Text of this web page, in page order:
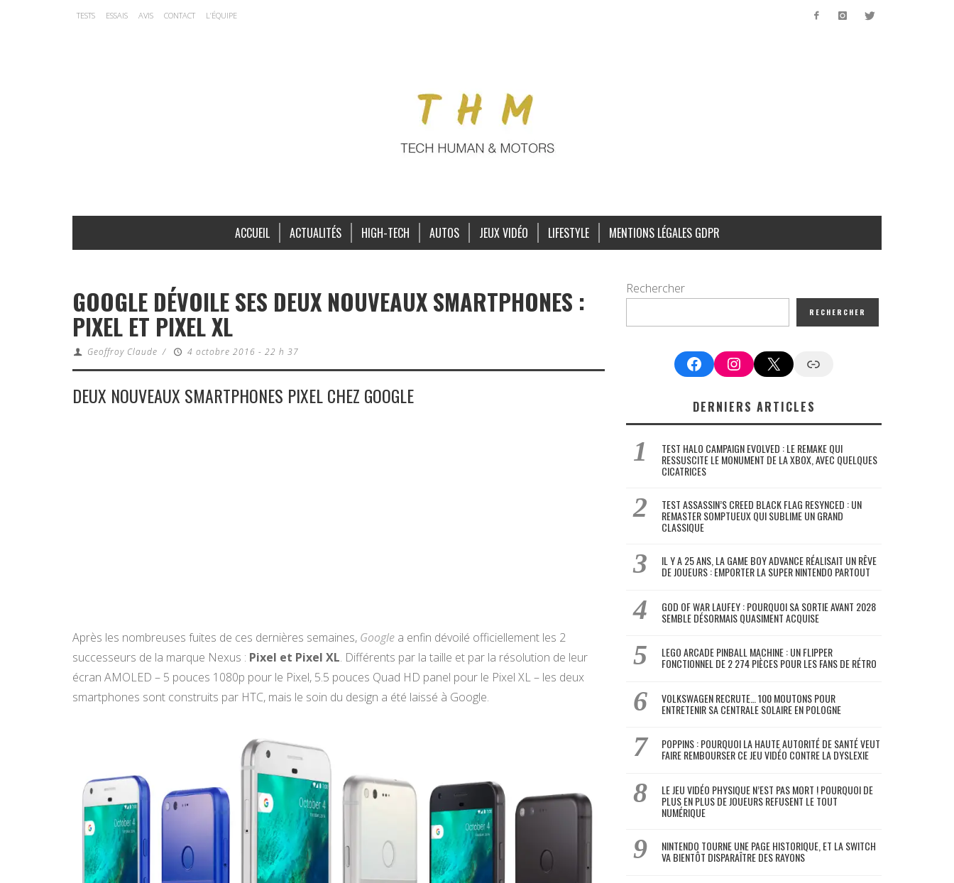
TESTS ESSAIS AVIS CONTACT L’ÉQUIPE
ACCUEIL ACTUALITÉS HIGH-TECH AUTOS JEUX VIDÉO LIFESTYLE MENTIONS LÉGALES GDPR
GOOGLE DÉVOILE SES DEUX NOUVEAUX SMARTPHONES :
PIXEL ET PIXEL XL
Geoffroy Claude / 4 octobre 2016 - 22 h 37
DEUX NOUVEAUX SMARTPHONES PIXEL CHEZ GOOGLE
Après les nombreuses fuites de ces dernières semaines, Google a enfin dévoilé officiellement les 2
successeurs de la marque Nexus : Pixel et Pixel XL. Différents par la taille et par la résolution de leur
écran AMOLED – 5 pouces 1080p pour le Pixel, 5.5 pouces Quad HD panel pour le Pixel XL – les deux
smartphones sont construits par HTC, mais le soin du design a été laissé à Google.
Rechercher
RECHERCHER
FacebookInstagram
X Google News
DERNIERS ARTICLES
TEST HALO CAMPAIGN EVOLVED : LE REMAKE QUI
RESSUSCITE LE MONUMENT DE LA XBOX, AVEC QUELQUES
CICATRICES
TEST ASSASSIN’S CREED BLACK FLAG RESYNCED : UN
REMASTER SOMPTUEUX QUI SUBLIME UN GRAND
CLASSIQUE
IL Y A 25 ANS, LA GAME BOY ADVANCE RÉALISAIT UN RÊVE
DE JOUEURS : EMPORTER LA SUPER NINTENDO PARTOUT
GOD OF WAR LAUFEY : POURQUOI SA SORTIE AVANT 2028
SEMBLE DÉSORMAIS QUASIMENT ACQUISE
LEGO ARCADE PINBALL MACHINE : UN FLIPPER
FONCTIONNEL DE 2 274 PIÈCES POUR LES FANS DE RÉTRO
VOLKSWAGEN RECRUTE… 100 MOUTONS POUR
ENTRETENIR SA CENTRALE SOLAIRE EN POLOGNE
POPPINS : POURQUOI LA HAUTE AUTORITÉ DE SANTÉ VEUT
FAIRE REMBOURSER CE JEU VIDÉO CONTRE LA DYSLEXIE
LE JEU VIDÉO PHYSIQUE N’EST PAS MORT ! POURQUOI DE
PLUS EN PLUS DE JOUEURS REFUSENT LE TOUT
NUMÉRIQUE
NINTENDO TOURNE UNE PAGE HISTORIQUE, ET LA SWITCH
VA BIENTÔT DISPARAÎTRE DES RAYONS